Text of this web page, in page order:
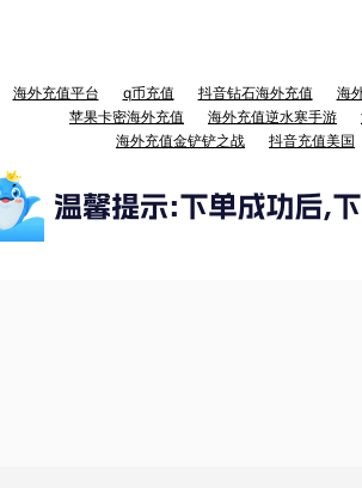
海外充值平台 q币充值 抖音钻石海外充值 海
苹果卡密海外充值
海外充值逆水寒手游
海外充值金铲铲之战
抖音充值美国